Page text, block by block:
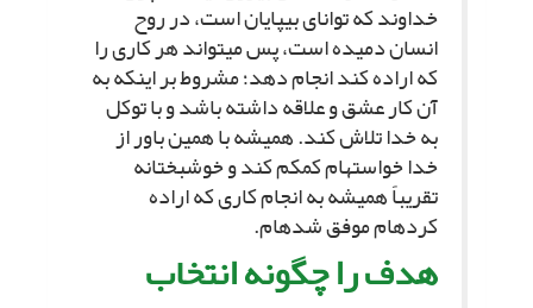
خداوند که تواناى بى‏پایان است، در روح
انسان دمیده است، پس مى‏تواند هر کارى را
که اراده کند انجام دهد؛ مشروط بر اینکه به
آن کار عشق و علاقه داشته باشد و با توکل
به خدا تلاش کند. همیشه با همین باور از
خدا خواسته‏ام کمکم کند و خوشبختانه
تقریباً همیشه به انجام کارى که اراده
کرده‏ام موفق شده‏ام.
هدف را چگونه انتخاب